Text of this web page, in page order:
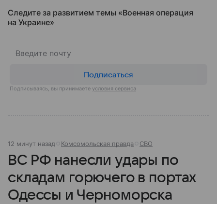
Следите за развитием темы «Военная операция
на Украине»
Подписаться
Подписываясь, вы принимаете условия сервиса
12 минут назад Комсомольская правда СВО
ВС РФ нанесли удары по
складам горючего в портах
Одессы и Черноморска